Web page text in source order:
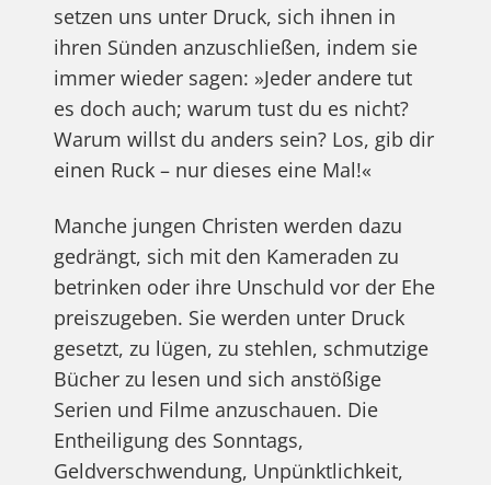
setzen uns unter Druck, sich ihnen in
ihren Sünden anzuschließen, indem sie
immer wieder sagen: »Jeder andere tut
es doch auch; warum tust du es nicht?
Warum willst du anders sein? Los, gib dir
einen Ruck – nur dieses eine Mal!«
Manche jungen Christen werden dazu
gedrängt, sich mit den Kameraden zu
betrinken oder ihre Unschuld vor der Ehe
preiszugeben. Sie werden unter Druck
gesetzt, zu lügen, zu stehlen, schmutzige
Bücher zu lesen und sich anstößige
Serien und Filme anzuschauen. Die
Entheiligung des Sonntags,
Geldverschwendung, Unpünktlichkeit,